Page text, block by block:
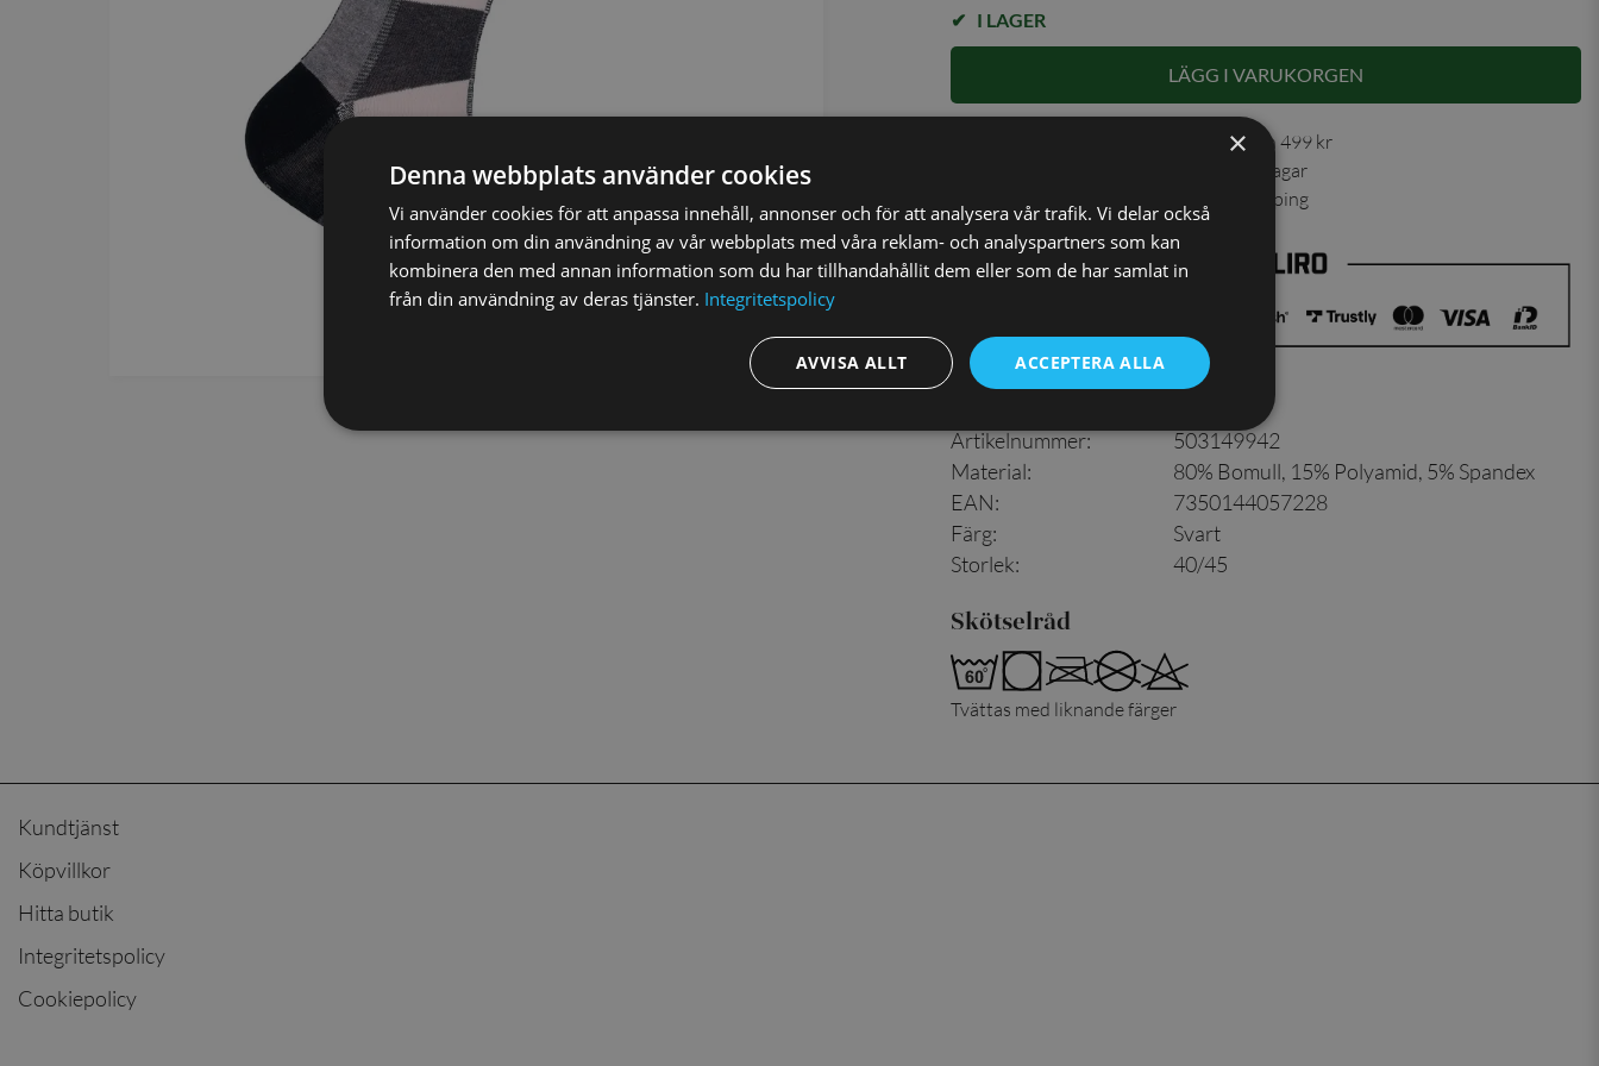
I LAGER
LÄGG I VARUKORGEN
✓ Öppet köp i 30 dagar ✓ Fri frakt från 499 kr
✓ Din beställning skickas inom 1-2 vardagar
✓ Snabb leverans från vårt lager i Jönköping
Detaljer
Artikelnummer:
503149942
Material:
80% Bomull, 15% Polyamid, 5% Spandex
EAN:
7350144057228
Färg:
Svart
Storlek: 40/45
Skötselråd
Tvättas med liknande färger
Kundtjänst
Köpvillkor
Hitta butik
Integritetspolicy
Cookiepolicy
×
Denna webbplats använder cookies
Vi använder cookies för att anpassa innehåll, annonser och för att analysera vår trafik. Vi delar också
information om din användning av vår webbplats med våra reklam- och analyspartners som kan
kombinera den med annan information som du har tillhandahållit dem eller som de har samlat in
från din användning av deras tjänster. Integritetspolicy
ACCEPTERA ALLA
AVVISA ALLT